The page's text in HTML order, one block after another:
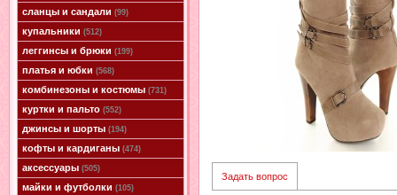
сланцы и сандали (99)
купальники (512)
леггинсы и брюки (199)
платья и юбки (568)
комбинезоны и костюмы (731)
куртки и пальто (552)
джинсы и шорты (194)
кофты и кардиганы (474)
аксессуары (505)
майки и футболки (105)
Задать вопрос